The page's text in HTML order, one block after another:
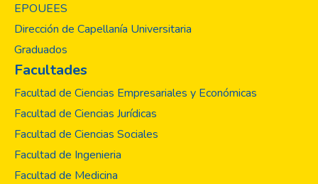
EPOUEES
Dirección de Capellanía Universitaria
Graduados
Facultades
Facultad de Ciencias Empresariales y Económicas
Facultad de Ciencias Jurídicas
Facultad de Ciencias Sociales
Facultad de Ingenieria
Facultad de Medicina